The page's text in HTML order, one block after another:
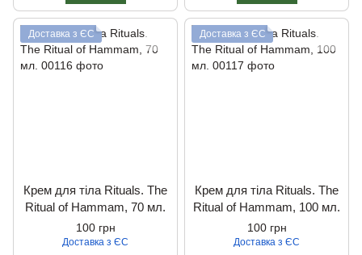
Доставка з ЄС
Крем для тіла Rituals. The
Ritual of Hammam, 70 мл.
100 грн
Доставка з ЄС
Доставка з ЄС
Крем для тіла Rituals. The
Ritual of Hammam, 100 мл.
100 грн
Доставка з ЄС